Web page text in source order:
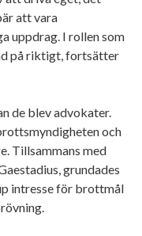
att vara
uppdrag. I rollen som
på riktigt, fortsätter
de blev advokater.
och
Tillsammans med
grundades
intresse för brottmål